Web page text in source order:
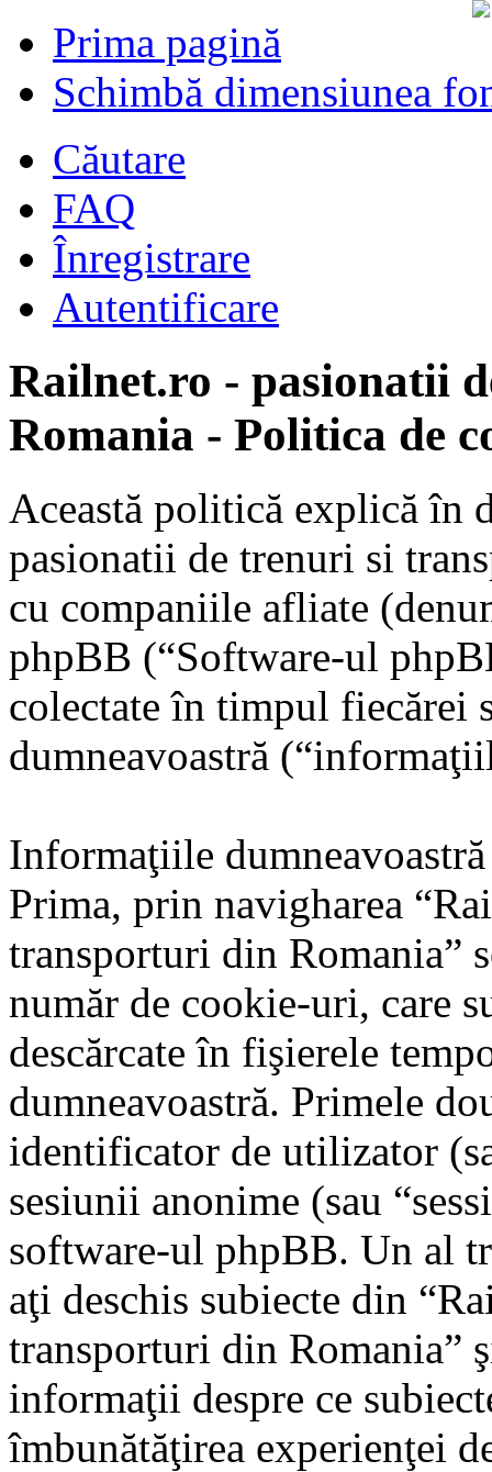
Prima pagină
Schimbă dimensiunea
Căutare
FAQ
Înregistrare
Autentificare
Railnet.ro - pasionatii
Romania - Politica de
Această politică explică în
pasionatii de trenuri si
cu companiile afliate
phpBB (“Software-ul
colectate în timpul fiecărei
dumneavoastră
Informaţiile
Prima, prin navigharea
transporturi din Romania”
număr de cookie-uri, care
descărcate în fişierele
dumneavoastră. Primele
identificator de utilizator
sesiunii anonime (sau
software-ul phpBB. Un al
aţi deschis subiecte din
transporturi din Romania”
informaţii despre ce
îmbunătăţirea experienţei